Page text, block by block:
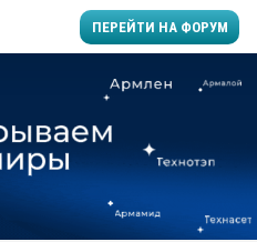
ПЕРЕЙТИ НА ФОРУМ
производство SPC
заводу пластмасс"